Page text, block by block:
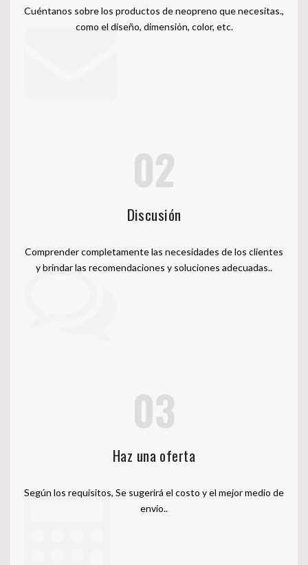
Cuéntanos sobre los productos de neopreno que necesitas.,
como el diseño, dimensión, color, etc.
02
Discusión
Comprender completamente las necesidades de los clientes
y brindar las recomendaciones y soluciones adecuadas..
03
Haz una oferta
Según los requisitos, Se sugerirá el costo y el mejor medio de
envío..